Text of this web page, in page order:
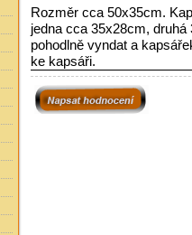
Rozměr cca 50x35cm.
jedna cca 35x28cm,
pohodlně vyndat a
ke kapsáři.